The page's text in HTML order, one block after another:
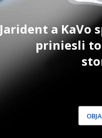
Jarident a KaVo
priniesli to